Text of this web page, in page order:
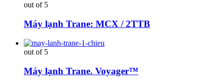
out of 5
Máy lạnh Trane: MCX / 2TTB
out of 5
Máy lạnh Trane. Voyager™